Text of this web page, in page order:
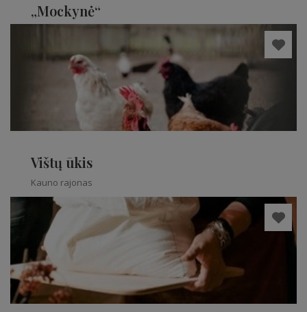
„Mockynė“
Vištų ūkis
Kauno rajonas